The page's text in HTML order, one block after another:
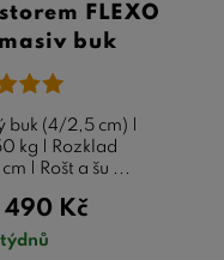
FLEXO
buk
buk (4/2,5 cm) |
kg | Rozklad
| Rošt a šu ...
490 Kč